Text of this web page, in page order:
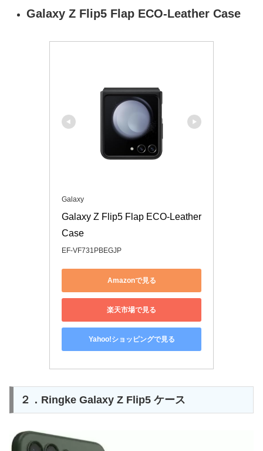
Galaxy Z Flip5 Flap ECO-Leather Case
Galaxy
Galaxy Z Flip5 Flap ECO-Leather
Case
EF-VF731PBEGJP
Amazonで見る
楽天市場で見る
Yahoo!ショッピングで見る
２．Ringke Galaxy Z Flip5 ケース